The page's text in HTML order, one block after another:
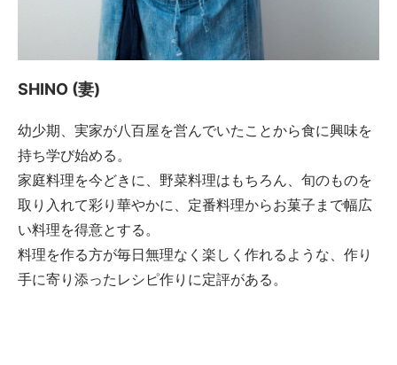
SHINO (妻)
幼少期、実家が八百屋を営んでいたことから食に興味を
持ち学び始める。
家庭料理を今どきに、野菜料理はもちろん、旬のものを
取り入れて彩り華やかに、定番料理からお菓子まで幅広
い料理を得意とする。
料理を作る方が毎日無理なく楽しく作れるような、作り
手に寄り添ったレシピ作りに定評がある。